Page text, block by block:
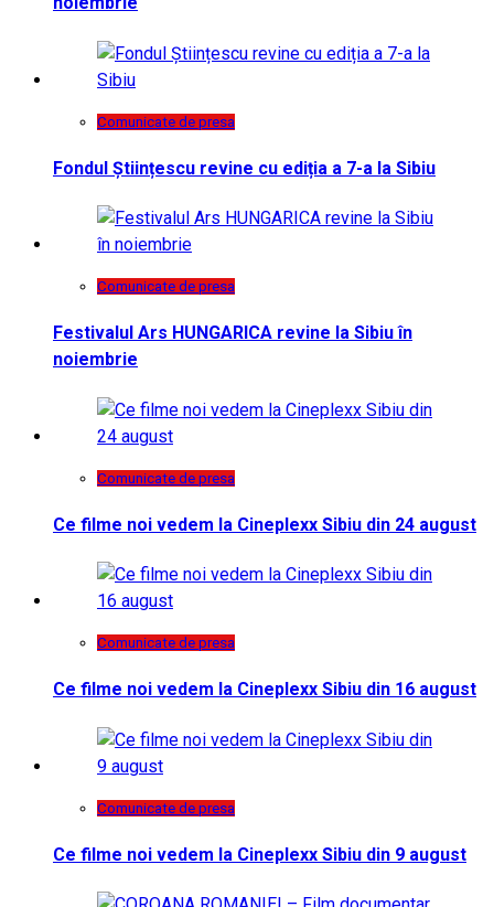
Comunicate de presa
Fondul Științescu revine cu ediția a 7-a la Sibiu
Comunicate de presa
Festivalul Ars HUNGARICA revine la Sibiu în
noiembrie
Comunicate de presa
Ce filme noi vedem la Cineplexx Sibiu din 24 august
Comunicate de presa
Ce filme noi vedem la Cineplexx Sibiu din 16 august
Comunicate de presa
Ce filme noi vedem la Cineplexx Sibiu din 9 august